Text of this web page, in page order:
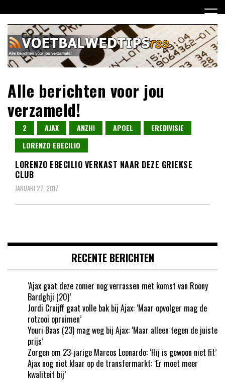
naar
inhoud
Alle berichten voor jou
verzameld!
2 AJAX ANZHI APOEL
EREDIVISIE
LORENZO EBECILIO
LORENZO EBECILIO VERKAST NAAR DEZE GRIEKSE
CLUB
JANUARI 27, 2017
RECENTE BERICHTEN
‘Ajax gaat deze zomer nog verrassen met komst van Roony
Bardghji (20)’
Jordi Cruijff gaat volle bak bij Ajax: ‘Maar opvolger mag de
rotzooi opruimen’
Youri Baas (23) mag weg bij Ajax: ‘Maar alleen tegen de juiste
prijs’
Zorgen om 23-jarige Marcos Leonardo: ‘Hij is gewoon niet fit’
Ajax nog niet klaar op de transfermarkt: ‘Er moet meer
kwaliteit bij’